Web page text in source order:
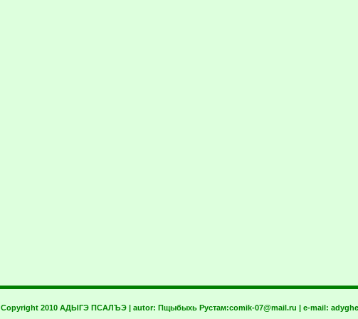
Copyright 2010 АДЫГЭ ПСАЛЪЭ | autor: Пщыбыхь Рустам:comik-07@mail.ru | e-mail: